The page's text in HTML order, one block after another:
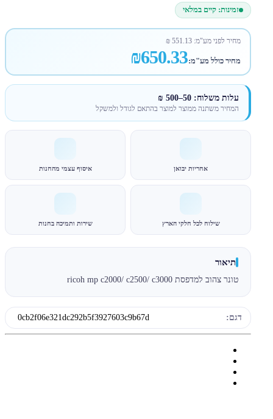
זמינות: קיים במלאי
מחיר לפני מע"מ:551.13
₪
מחיר כולל מע"מ:₪650.33
עלות משלוח: 50–500 ₪
המחיר משתנה ממוצר למוצר בהתאם לגודל ולמשקל
אחריות יבואן איסוף עצמי מהחנות
שילוח לכל חלקי הארץ שירות ותמיכה בחנות
תיאור
טונר צהוב למדפסת ricoh mp c2000/ c2500/ c3000
דגם: 0cb2f06e321dc292b5f3927603c9b67d